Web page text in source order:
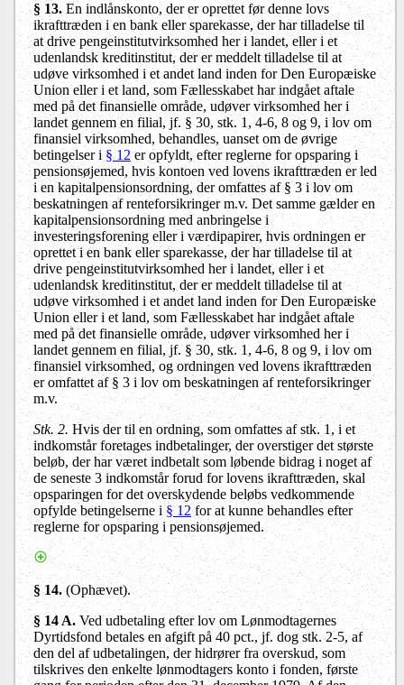
§ 13. En indlånskonto, der er oprettet før denne lovs
ikrafttræden i en bank eller sparekasse, der har tilladelse til
at drive pengeinstitutvirksomhed her i landet, eller i et
udenlandsk kreditinstitut, der er meddelt tilladelse til at
udøve virksomhed i et andet land inden for Den Europæiske
Union eller i et land, som Fællesskabet har indgået aftale
med på det finansielle område, udøver virksomhed her i
landet gennem en filial, jf. § 30, stk. 1, 4-6, 8 og 9, i lov om
finansiel virksomhed, behandles, uanset om de øvrige
betingelser i§ 12 er opfyldt, efter reglerne for opsparing i
pensionsøjemed, hvis kontoen ved lovens ikrafttræden er led
i en kapitalpensionsordning, der omfattes af § 3 i lov om
beskatningen af renteforsikringer m.v. Det samme gælder en
kapitalpensionsordning med anbringelse i
investeringsforening eller i værdipapirer, hvis ordningen er
oprettet i en bank eller sparekasse, der har tilladelse til at
drive pengeinstitutvirksomhed her i landet, eller i et
udenlandsk kreditinstitut, der er meddelt tilladelse til at
udøve virksomhed i et andet land inden for Den Europæiske
Union eller i et land, som Fællesskabet har indgået aftale
med på det finansielle område, udøver virksomhed her i
landet gennem en filial, jf. § 30, stk. 1, 4-6, 8 og 9, i lov om
finansiel virksomhed, og ordningen ved lovens ikrafttræden
er omfattet af § 3 i lov om beskatningen af renteforsikringer
m.v.
Stk. 2.Hvis der til en ordning, som omfattes af stk. 1, i et
indkomstår foretages indbetalinger, der overstiger det største
beløb, der har været indbetalt som løbende bidrag i noget af
de seneste 3 indkomstår forud for lovens ikrafttræden, skal
opsparingen for det overskydende beløbs vedkommende
opfylde betingelserne i§ 12for at kunne behandles efter
reglerne for opsparing i pensionsøjemed.
§ 14.(Ophævet).
§ 14 A. Ved udbetaling efter lov om Lønmodtagernes
Dyrtidsfond betales en afgift på 40 pct., jf. dog stk. 2-5, af
den del af udbetalingen, der hidrører fra overskud, som
tilskrives den enkelte lønmodtagers konto i fonden, første